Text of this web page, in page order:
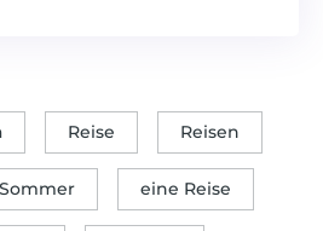
Reise Reisen
Sommer eine Reise